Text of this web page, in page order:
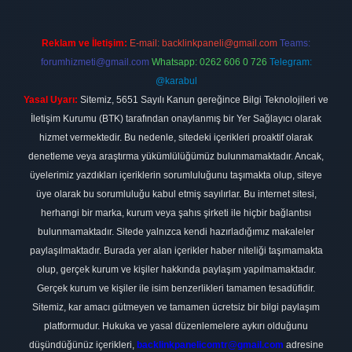
Reklam ve İletişim: E-mail: backlinkpaneli@gmail.com Teams:
forumhizmeti@gmail.com Whatsapp: 0262 606 0 726 Telegram:
@karabul
Yasal Uyarı: Sitemiz, 5651 Sayılı Kanun gereğince Bilgi Teknolojileri ve
İletişim Kurumu (BTK) tarafından onaylanmış bir Yer Sağlayıcı olarak
hizmet vermektedir. Bu nedenle, sitedeki içerikleri proaktif olarak
denetleme veya araştırma yükümlülüğümüz bulunmamaktadır. Ancak,
üyelerimiz yazdıkları içeriklerin sorumluluğunu taşımakta olup, siteye
üye olarak bu sorumluluğu kabul etmiş sayılırlar. Bu internet sitesi,
herhangi bir marka, kurum veya şahıs şirketi ile hiçbir bağlantısı
bulunmamaktadır. Sitede yalnızca kendi hazırladığımız makaleler
paylaşılmaktadır. Burada yer alan içerikler haber niteliği taşımamakta
olup, gerçek kurum ve kişiler hakkında paylaşım yapılmamaktadır.
Gerçek kurum ve kişiler ile isim benzerlikleri tamamen tesadüfidir.
Sitemiz, kar amacı gütmeyen ve tamamen ücretsiz bir bilgi paylaşım
platformudur. Hukuka ve yasal düzenlemelere aykırı olduğunu
düşündüğünüz içerikleri, backlinkpanelicomtr@gmail.com adresine